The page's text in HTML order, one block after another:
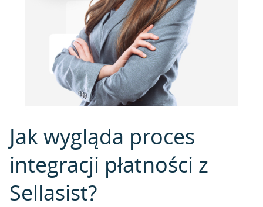
Jak wygląda proces
integracji płatności z
Sellasist?